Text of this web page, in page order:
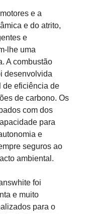
e a
e do atrito,
e
lhe uma
A combustão
desenvolvida
de eficiência de
de carbono. Os
com dos
para
e
seguros ao
ambiental.
foi
e muito
para o